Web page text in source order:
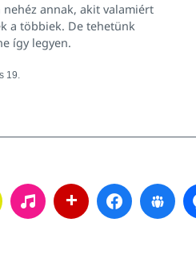
nehéz annak, akit valamiért
a többiek. De tehetünk
így legyen.
19.